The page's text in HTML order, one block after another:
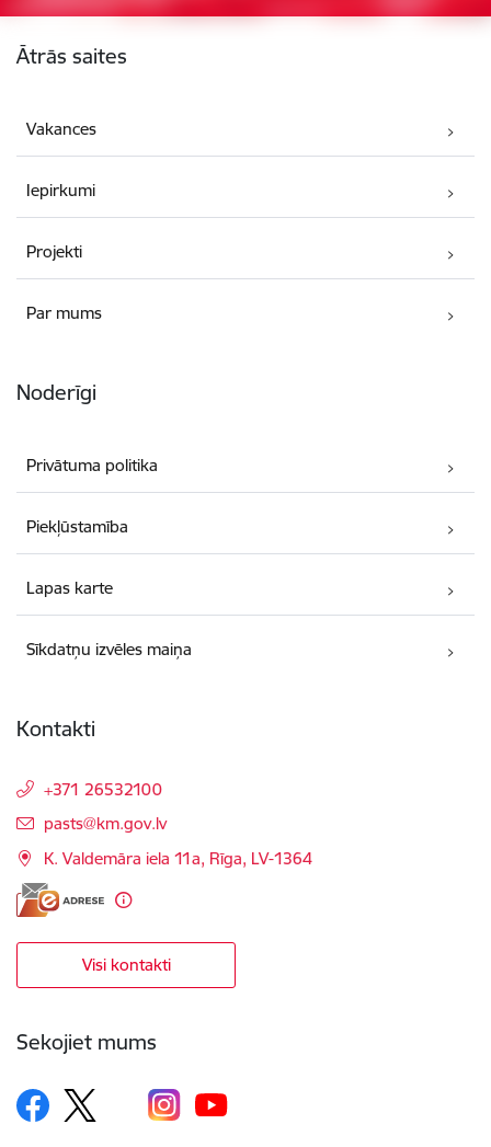
Ātrās saites
Vakances
Iepirkumi
Projekti
Par mums
Noderīgi
Privātuma politika
Piekļūstamība
Lapas karte
Sīkdatņu izvēles maiņa
Kontakti
+371 26532100
E-pasts:
pasts@km.gov.lv
K. Valdemāra iela 11a, Rīga, LV-1364
Visi kontakti
Sekojiet mums